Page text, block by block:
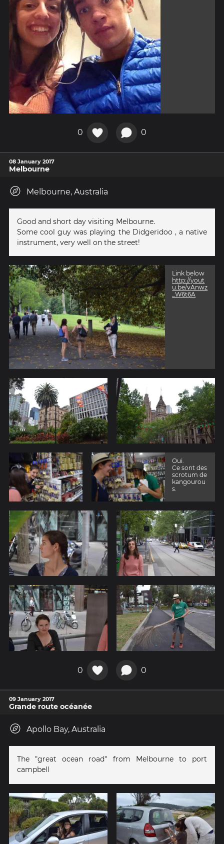
0 0
08 January 2017
Melbourne
Melbourne, Australia
Good and short day visiting Melbourne.
Some cool guy was playing the Didgeridoo , a native
instrument, very well on the street!
Link below
http://yout
u.be/vAnwz
_W6t6A
Oui.
Ce sont des
scrotum de
kangourou
s.
0 0
09 January 2017
Grande route océanée
Apollo Bay, Australia
The "great ocean road" from Melbourne to port
campbell